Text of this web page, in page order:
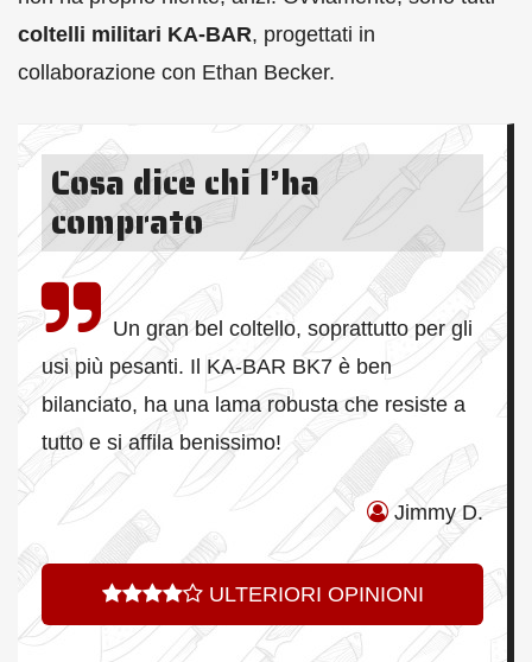
coltelli militari KA-BAR, progettati in
collaborazione con Ethan Becker.
Cosa dice chi l’ha
comprato
Un gran bel coltello, soprattutto per gli
usi più pesanti. Il KA-BAR BK7 è ben
bilanciato, ha una lama robusta che resiste a
tutto e si affila benissimo!
Jimmy D.
ULTERIORI OPINIONI